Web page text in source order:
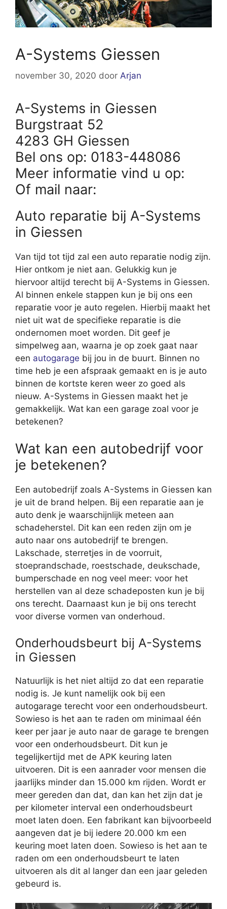
A-Systems Giessen
november 30, 2020 door Arjan
A-Systems in Giessen
Burgstraat 52
4283 GH Giessen
Bel ons op: 0183-448086
Meer informatie vind u op:
Of mail naar:
Auto reparatie bij A-Systems
in Giessen
Van tijd tot tijd zal een auto reparatie nodig zijn.
Hier ontkom je niet aan. Gelukkig kun je
hiervoor altijd terecht bij A-Systems in Giessen.
Al binnen enkele stappen kun je bij ons een
reparatie voor je auto regelen. Hierbij maakt het
niet uit wat de specifieke reparatie is die
ondernomen moet worden. Dit geef je
simpelweg aan, waarna je op zoek gaat naar
een autogarage bij jou in de buurt. Binnen no
time heb je een afspraak gemaakt en is je auto
binnen de kortste keren weer zo goed als
nieuw. A-Systems in Giessen maakt het je
gemakkelijk. Wat kan een garage zoal voor je
betekenen?
Wat kan een autobedrijf voor
je betekenen?
Een autobedrijf zoals A-Systems in Giessen kan
je uit de brand helpen. Bij een reparatie aan je
auto denk je waarschijnlijk meteen aan
schadeherstel. Dit kan een reden zijn om je
auto naar ons autobedrijf te brengen.
Lakschade, sterretjes in de voorruit,
stoeprandschade, roestschade, deukschade,
bumperschade en nog veel meer: voor het
herstellen van al deze schadeposten kun je bij
ons terecht. Daarnaast kun je bij ons terecht
voor diverse vormen van onderhoud.
Onderhoudsbeurt bij A-Systems
in Giessen
Natuurlijk is het niet altijd zo dat een reparatie
nodig is. Je kunt namelijk ook bij een
autogarage terecht voor een onderhoudsbeurt.
Sowieso is het aan te raden om minimaal één
keer per jaar je auto naar de garage te brengen
voor een onderhoudsbeurt. Dit kun je
tegelijkertijd met de APK keuring laten
uitvoeren. Dit is een aanrader voor mensen die
jaarlijks minder dan 15.000 km rijden. Wordt er
meer gereden dan dat, dan kan het zijn dat je
per kilometer interval een onderhoudsbeurt
moet laten doen. Een fabrikant kan bijvoorbeeld
aangeven dat je bij iedere 20.000 km een
keuring moet laten doen. Sowieso is het aan te
raden om een onderhoudsbeurt te laten
uitvoeren als dit al langer dan een jaar geleden
gebeurd is.